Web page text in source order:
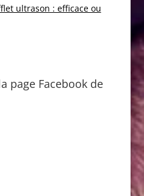
ultrason : efficace ou
page Facebook de